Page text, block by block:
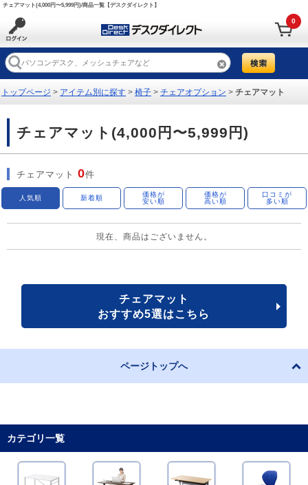
チェアマット(4,000円〜5,999円)/商品一覧【デスクダイレクト】
0
トップページ > アイテム別に探す > 椅子 > チェアオプション > チェアマット
チェアマット(4,000円〜5,999円)
チェアマット 0件
人気順 新着順
価格が
安い順
価格が
高い順
口コミが
多い順
現在、商品はございません。
チェアマット
おすすめ5選はこちら
ページトップへ
カテゴリ一覧